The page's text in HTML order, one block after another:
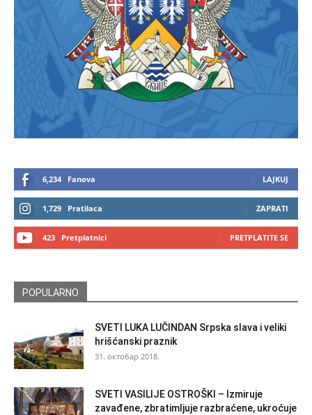
6,234 Fanova LAJKUJ
1,729 Pratilaca ZAPRATI
423 Pretplatnici PRETPLATITE SE
POPULARNO
SVETI LUKA LUČINDAN Srpska slava i veliki
hrišćanski praznik
31. октобар 2018.
SVETI VASILIJE OSTROŠKI – Izmiruje
zavađene, zbratimljuje razbraćene, ukroćuje